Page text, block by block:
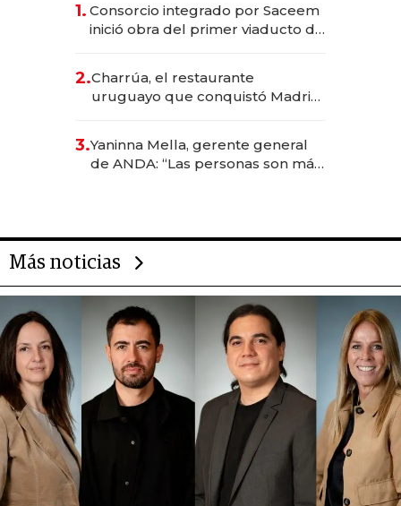
1. Consorcio integrado por Saceem
inició obra del primer viaducto de
millones
2.Charrúa, el restaurante
uruguayo que conquistó Madrid:
anticipación y prepara apertura
3.Yaninna Mella, gerente general
de ANDA: “Las personas son más
Más noticias